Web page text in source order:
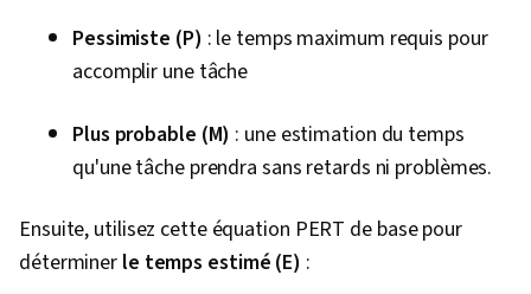
Pessimiste (P) : le temps maximum requis pour
accomplir une tâche
Plus probable (M) : une estimation du temps
qu'une tâche prendra sans retards ni problèmes.
Ensuite, utilisez cette équation PERT de base pour
déterminer le temps estimé (E) :